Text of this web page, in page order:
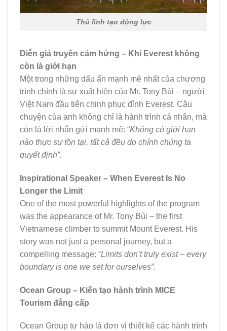
Thủ lĩnh tạo động lực
Diễn giả truyền cảm hứng – Khi Everest không
còn là giới hạn
Một trong những dấu ấn mạnh mẽ nhất của chương
trình chính là sự xuất hiện của Mr. Tony Bùi – người
Việt Nam đầu tiên chinh phục đỉnh Everest. Câu
chuyện của anh không chỉ là hành trình cá nhân, mà
còn là lời nhắn gửi mạnh mẽ: “Không có giới hạn
nào thực sự tồn tại, tất cả đều do chính chúng ta
quyết định”.
Inspirational Speaker – When Everest Is No
Longer the Limit
One of the most powerful highlights of the program
was the appearance of Mr. Tony Bùi – the first
Vietnamese climber to summit Mount Everest. His
story was not just a personal journey, but a
compelling message: “Limits don’t truly exist – every
boundary is one we set for ourselves”.
Ocean Group – Kiến tạo hành trình MICE
Tourism đẳng cấp
Ocean Group tự hào là đơn vị thiết kế các hành trình